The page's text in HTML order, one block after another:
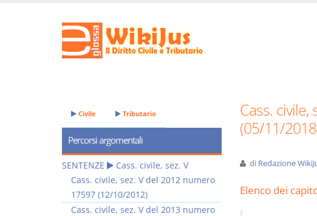
Cass.
(05/11/
di Redazione
Elenco dei
Civile Tributario
Percorsi argomentali
SENTENZE
Cass. civile, sez. V
Cass. civile, sez. V del 2012 numero
17597 (12/10/2012)
Cass. civile, sez. V del 2013 numero